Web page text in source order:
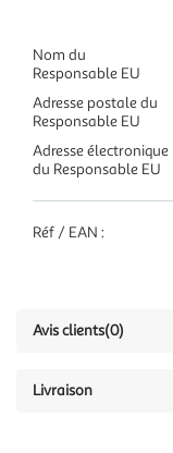
Nom du
Responsable EU
Adresse postale du
Responsable EU
Adresse électronique
du Responsable EU
Réf / EAN :
Avis clients(0)
Livraison